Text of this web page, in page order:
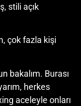
stili açık
çok fazla kişi
bakalım. Burası
herkes
aceleyle onları